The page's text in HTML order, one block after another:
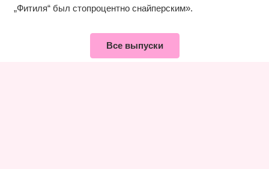
„Фитиля“ был стопроцентно снайперским».
Все выпуски